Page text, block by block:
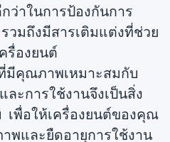
ว่าในการป้องกันการ
มถึงมีสารเติมแต่งที่ช่วย
รื่องยนต์
มีคุณภาพเหมาะสมกับ
ละการใช้งานจึงเป็นสิ่ง
พื่อให้เครื่องยนต์ของคุณ
พและยืดอายุการใช้งาน